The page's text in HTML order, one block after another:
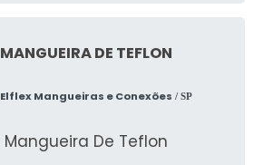
MANGUEIRA DE TEFLON
Elflex Mangueiras e Conexões / SP
Mangueira De Teflon